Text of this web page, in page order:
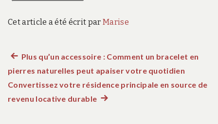
Cet article a été écrit par Marise
Navigation
de
Article
précédent :
Plus qu’un accessoire : Comment un bracelet en
pierres naturelles peut apaiser votre quotidien
Convertissez votre résidence principale en source de
revenu locative durableArticle